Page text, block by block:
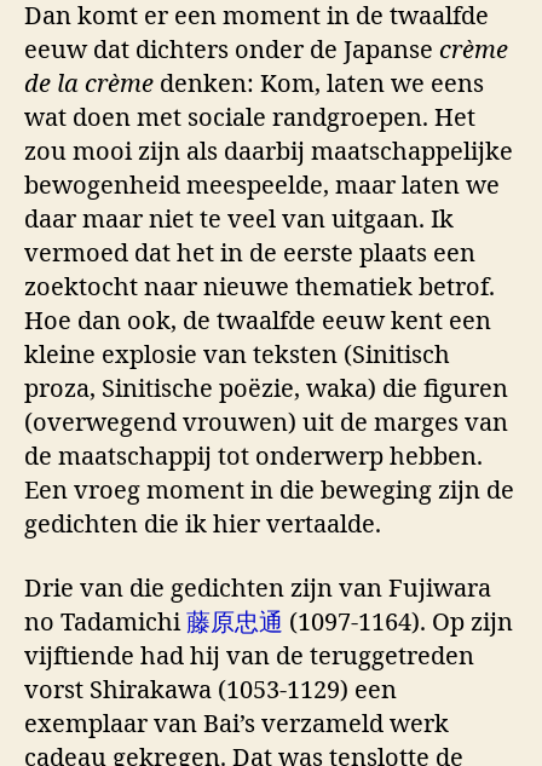
Dan komt er een moment in de twaalfde
eeuw dat dichters onder de Japanse crème
de la crème denken: Kom, laten we eens
wat doen met sociale randgroepen. Het
zou mooi zijn als daarbij maatschappelijke
bewogenheid meespeelde, maar laten we
daar maar niet te veel van uitgaan. Ik
vermoed dat het in de eerste plaats een
zoektocht naar nieuwe thematiek betrof.
Hoe dan ook, de twaalfde eeuw kent een
kleine explosie van teksten (Sinitisch
proza, Sinitische poëzie, waka) die figuren
(overwegend vrouwen) uit de marges van
de maatschappij tot onderwerp hebben.
Een vroeg moment in die beweging zijn de
gedichten die ik hier vertaalde.
Drie van die gedichten zijn van Fujiwara
no Tadamichi藤原忠通 (1097-1164). Op zijn
vijftiende had hij van de teruggetreden
vorst Shirakawa (1053-1129) een
exemplaar van Bai’s verzameld werk
cadeau gekregen. Dat was tenslotte de